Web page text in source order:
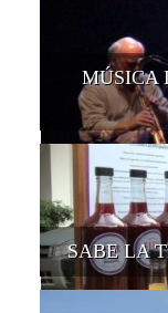
MÚSICA
SABE LA